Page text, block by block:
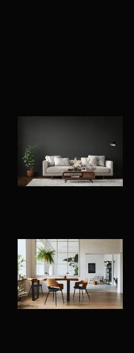
client la pierre
d’Immobilier. Placé au
Client est le partenaire
son avis et ses désirs
Qu’il s’agisse de
agences immobilières
Neufchâtel en Bray
savoir-faire et leur
leurs clients,
on immobilière à Bois-